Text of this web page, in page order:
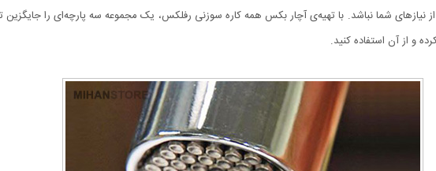
نیازهای شما نباشد. با تهیه‌ی آچار بکس همه کاره سوزنی رفلکس، یک مجموعه سه پارچه‌ای را جایگزین
و از آن استفاده کنید.